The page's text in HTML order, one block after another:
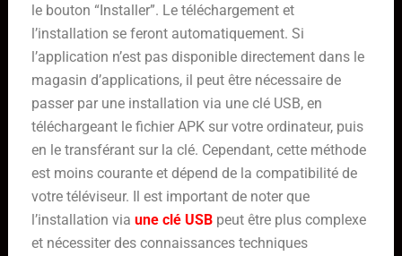
le bouton “Installer”. Le téléchargement et
l’installation se feront automatiquement. Si
l’application n’est pas disponible directement dans le
magasin d’applications, il peut être nécessaire de
passer par une installation via une clé USB, en
téléchargeant le fichier APK sur votre ordinateur, puis
en le transférant sur la clé. Cependant, cette méthode
est moins courante et dépend de la compatibilité de
votre téléviseur. Il est important de noter que
l’installation via une clé USBpeut être plus complexe
et nécessiter des connaissances techniques